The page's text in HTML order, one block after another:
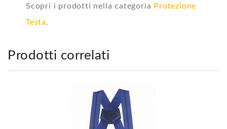
Scopri i prodotti nella categoria Protezione
Testa.
Prodotti correlati